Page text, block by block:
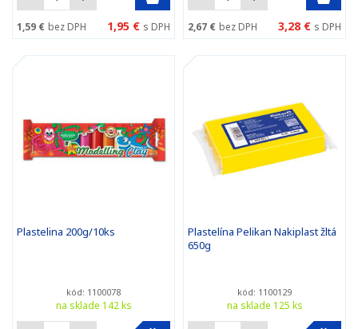
1,59 € bez DPH 1,95 € s DPH 2,67 € bez DPH 3,28 € s DPH
Plastelina 200g/10ks
kód: 1100078
na sklade 142 ks
Plastelína Pelikan Nakiplast žltá
650g
kód: 1100129
na sklade 125 ks